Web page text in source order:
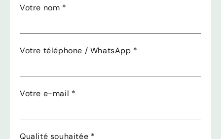
Votre nom *
Votre téléphone / WhatsApp *
Votre e-mail *
Qualité souhaitée *